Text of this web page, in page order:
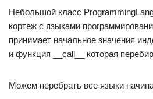
Небольшой класс
кортеж c языками
принимает начальное значения
и функция __call__ которая
Можем перебрать все языки